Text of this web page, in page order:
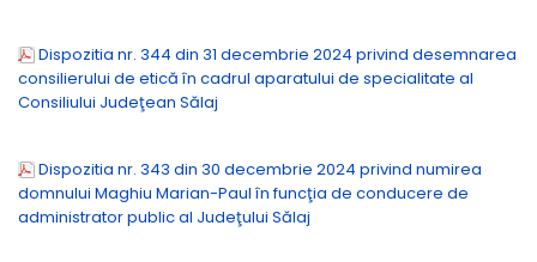
Dispozitia nr. 344 din 31 decembrie 2024 privind desemnarea
consilierului de etică în cadrul aparatului de specialitate al
Consiliului Judeţean Sălaj
Dispozitia nr. 343 din 30 decembrie 2024 privind numirea
domnului Maghiu Marian-Paul în funcţia de conducere de
administrator public al Judeţului Sălaj